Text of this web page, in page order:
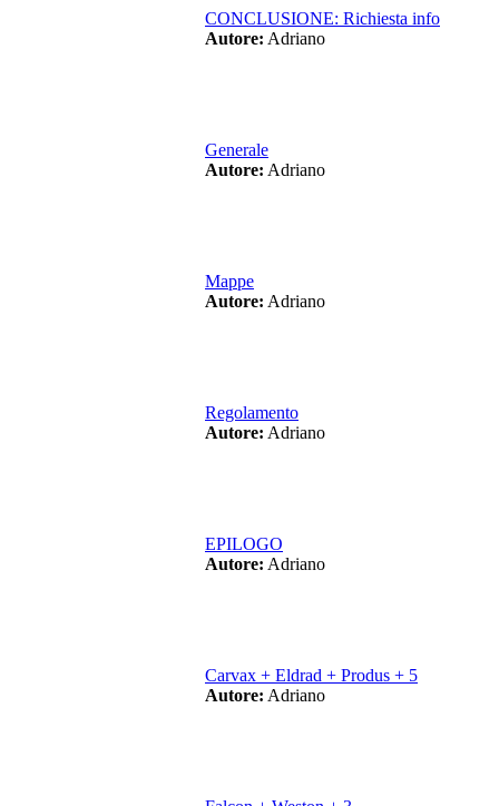
CONCLUSIONE: Richiesta info
Autore: Adriano
Generale
Autore: Adriano
Mappe
Autore: Adriano
Regolamento
Autore: Adriano
EPILOGO
Autore: Adriano
Carvax + Eldrad + Produs + 5
Autore: Adriano